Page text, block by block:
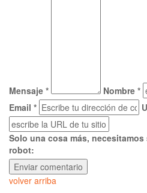
Mensaje *
Nombre *
Email *
Solo una cosa más,
robot:
volver arriba